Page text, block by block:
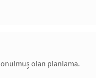
olan planlama.